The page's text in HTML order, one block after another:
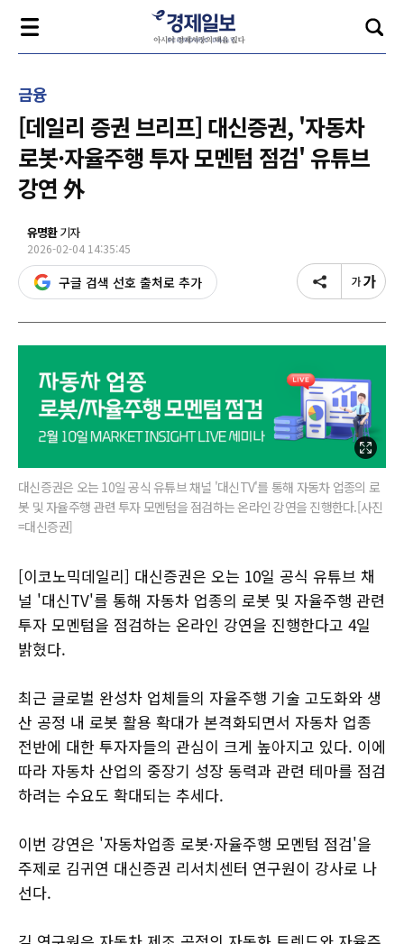
금융
[데일리 증권 브리프] 대신증권, '자동차
로봇·자율주행 투자 모멘텀 점검' 유튜브
강연 外
유명환기자
2026-02-04 14:35:45
구글 검색 선호 출처로 추가
대신증권은 오는 10일 공식 유튜브 채널 '대신TV'를 통해 자동차 업종의 로
봇 및 자율주행 관련 투자 모멘텀을 점검하는 온라인 강연을 진행한다.[사진
=대신증권]
[이코노믹데일리] 대신증권은 오는 10일 공식 유튜브 채
널 '대신TV'를 통해 자동차 업종의 로봇 및 자율주행 관련
투자 모멘텀을 점검하는 온라인 강연을 진행한다고 4일
밝혔다.
최근 글로벌 완성차 업체들의 자율주행 기술 고도화와 생
산 공정 내 로봇 활용 확대가 본격화되면서 자동차 업종
전반에 대한 투자자들의 관심이 크게 높아지고 있다. 이에
따라 자동차 산업의 중장기 성장 동력과 관련 테마를 점검
하려는 수요도 확대되는 추세다.
이번 강연은 '자동차업종 로봇·자율주행 모멘텀 점검'을
주제로 김귀연 대신증권 리서치센터 연구원이 강사로 나
선다.